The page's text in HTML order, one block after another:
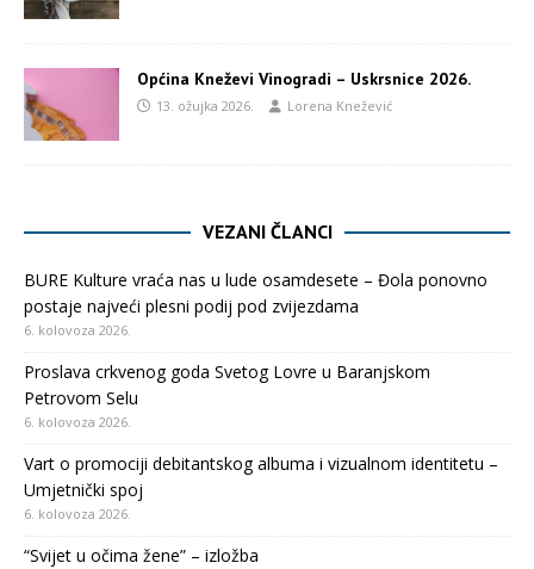
Općina Kneževi Vinogradi – Uskrsnice 2026.
13. ožujka 2026. Lorena Knežević
VEZANI ČLANCI
BURE Kulture vraća nas u lude osamdesete – Đola ponovno
postaje najveći plesni podij pod zvijezdama
6. kolovoza 2026.
Proslava crkvenog goda Svetog Lovre u Baranjskom
Petrovom Selu
6. kolovoza 2026.
Vart o promociji debitantskog albuma i vizualnom identitetu –
Umjetnički spoj
6. kolovoza 2026.
“Svijet u očima žene” – izložba